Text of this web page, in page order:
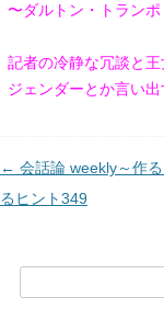
〜ダルトン・トラン
記者の冷静な冗談と王
ジェンダーとか言い
投
稿
← 会話論 weekly～作
るヒント349